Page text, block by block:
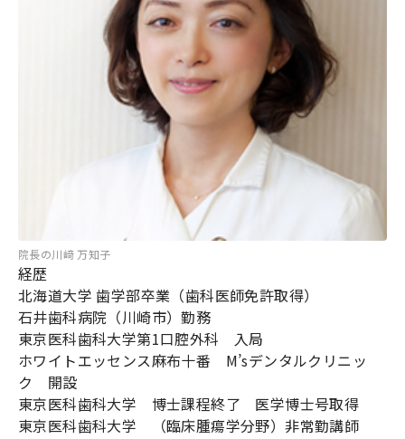
院長の川﨑 万知子
経歴
北海道大学 歯学部卒業（歯科医師免許取得）
石井歯科病院（川崎市）勤務
東京医科歯科大学第1口腔外科 入局
ホワイトエッセンス麻布十番 M’sデンタルクリニッ
ク 開設
東京医科歯科大学 博士課程終了 医学博士号取得
東京医科歯科大学 （臨床腫瘍学分野）非常勤講師